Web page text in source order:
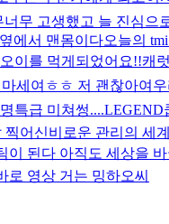
너무 고생했고 늘 진심으
에서 맨몸이다오늘의
이를 먹게되었어요!!캐
세여ㅎㅎ 저 괜찮아여
특급 미쳐썽....LEGEND
찍어 신비로운 관리의 세
된다 아직도 세상을
로 영상 거는 밍하오씨